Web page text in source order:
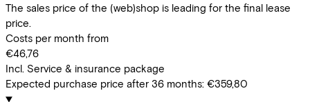
The sales price of the (web)shop is leading for the final lease
price.
Costs per month from
€46,76
Incl. Service & insurance package
Expected purchase price after 36 months: €359,80